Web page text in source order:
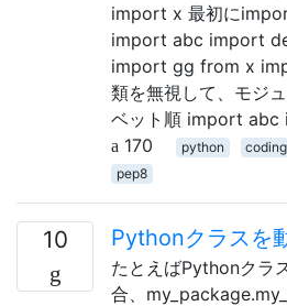
import x 最初に
import abc import
import gg from x
類を無視して、モジ
ベット順 import
170
python
pep8
10 Pythonクラスを
たとえばPythonクラ
合、